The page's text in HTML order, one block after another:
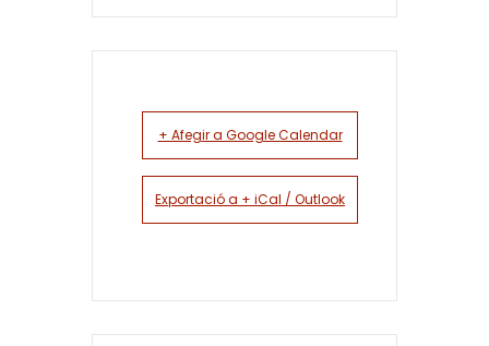
+ Afegir a Google Calendar
Exportació a + iCal / Outlook